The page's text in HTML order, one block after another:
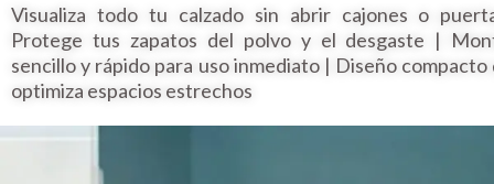
Visualiza todo tu calzado sin abrir cajones o
Protege tus zapatos del polvo y el desgaste |
sencillo y rápido para uso inmediato | Diseño compacto
optimiza espacios estrechos